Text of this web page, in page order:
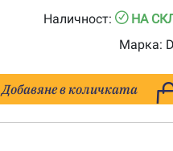
Наличност:
НА
Марка:
Добавяне в количката